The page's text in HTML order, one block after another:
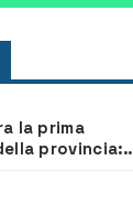
la prima
provincia: